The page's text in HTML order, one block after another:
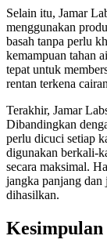
Selain itu, Jamar
menggunakan
basah tanpa perlu
kemampuan tahan
tepat untuk
rentan terkena
Terakhir, Jamar
Dibandingkan
perlu dicuci setiap
digunakan berkali-
secara maksimal.
jangka panjang
dihasilkan.
Kesimpulan